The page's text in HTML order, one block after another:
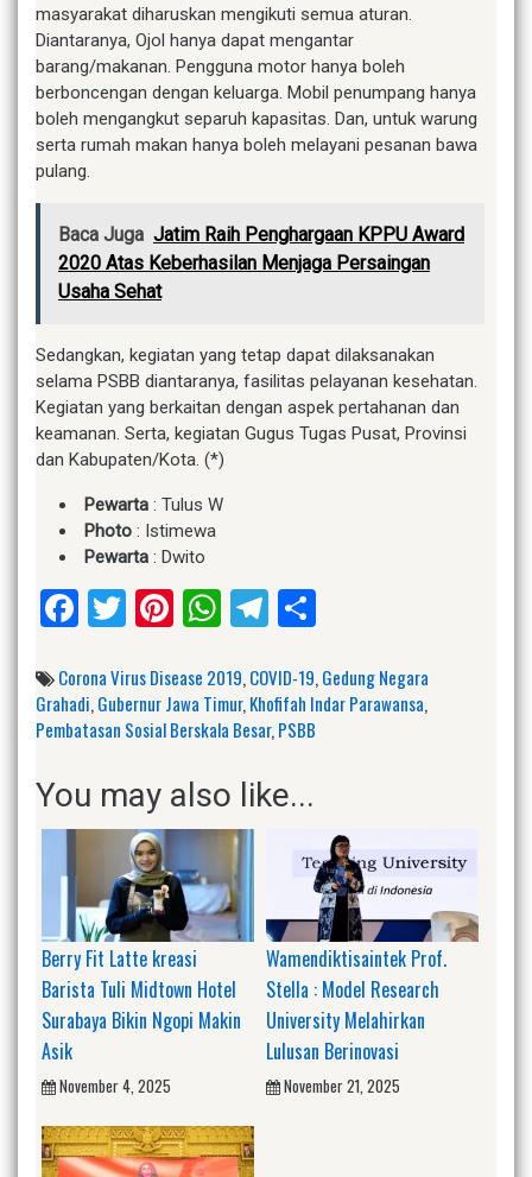
masyarakat diharuskan mengikuti semua aturan.
Diantaranya, Ojol hanya dapat mengantar
barang/makanan. Pengguna motor hanya boleh
berboncengan dengan keluarga. Mobil penumpang hanya
boleh mengangkut separuh kapasitas. Dan, untuk warung
serta rumah makan hanya boleh melayani pesanan bawa
pulang.
Baca Juga Jatim Raih Penghargaan KPPU Award
2020 Atas Keberhasilan Menjaga Persaingan
Usaha Sehat
Sedangkan, kegiatan yang tetap dapat dilaksanakan
selama PSBB diantaranya, fasilitas pelayanan kesehatan.
Kegiatan yang berkaitan dengan aspek pertahanan dan
keamanan. Serta, kegiatan Gugus Tugas Pusat, Provinsi
dan Kabupaten/Kota. (*)
Pewarta : Tulus W
Photo : Istimewa
Pewarta : Dwito
Facebook
Twitter
Pinterest
WhatsApp
Telegram
Corona Virus Disease 2019,COVID-19,Gedung Negara
Grahadi,Gubernur Jawa Timur,Khofifah Indar Parawansa,
Pembatasan Sosial Berskala Besar,PSBB
You may also like...
Berry Fit Latte kreasi
Barista Tuli Midtown Hotel
Surabaya Bikin Ngopi Makin
Asik
November 4, 2025
Wamendiktisaintek Prof.
Stella : Model Research
University Melahirkan
Lulusan Berinovasi
November 21, 2025